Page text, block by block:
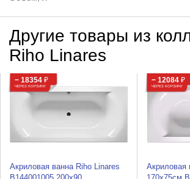
Другие товары из
Riho Linares
− 18354 ₽
ЧЕРЕЗ КОРЗИНУ
Акриловая ванна Riho Linares
− 12084 ₽
ЧЕРЕЗ КОРЗИНУ
Акриловая